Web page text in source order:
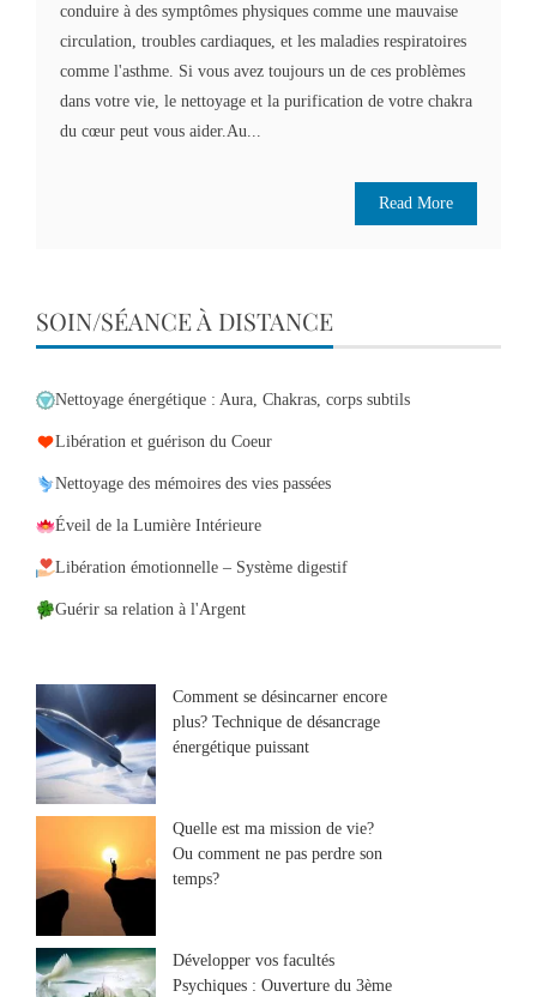
conduire à des symptômes physiques comme une mauvaise
circulation, troubles cardiaques, et les maladies respiratoires
comme l'asthme. Si vous avez toujours un de ces problèmes
dans votre vie, le nettoyage et la purification de votre chakra
du cœur peut vous aider.Au...
Read More
SOIN/SÉANCE À DISTANCE
Nettoyage énergétique : Aura, Chakras, corps subtils
Libération et guérison du Coeur
Nettoyage des mémoires des vies passées
Éveil de la Lumière Intérieure
Libération émotionnelle – Système digestif
Guérir sa relation à l'Argent
Comment se désincarner encore
plus? Technique de désancrage
énergétique puissant
Quelle est ma mission de vie?
Ou comment ne pas perdre son
temps?
Développer vos facultés
Psychiques : Ouverture du 3ème